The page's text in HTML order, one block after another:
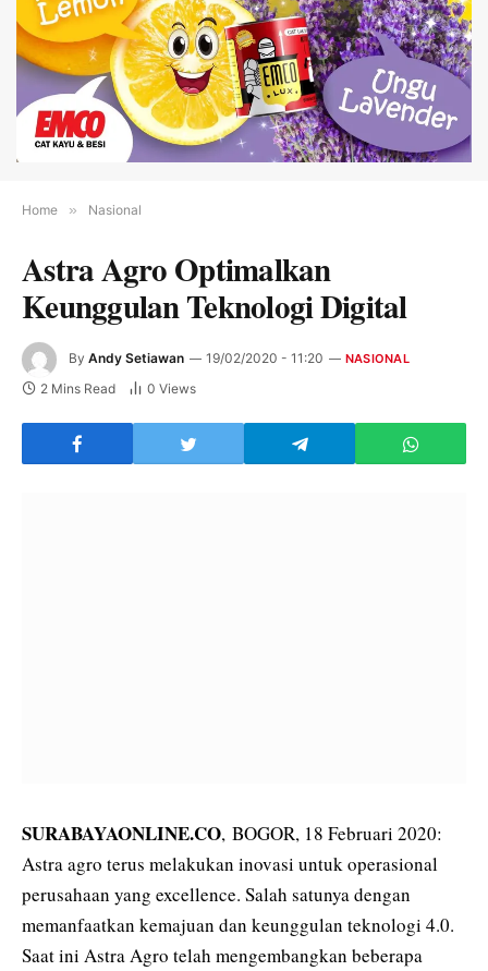
Home » Nasional
Astra Agro Optimalkan
Keunggulan Teknologi Digital
By Andy Setiawan 19/02/2020 - 11:20 NASIONAL
2 Mins Read 0 Views
SURABAYAONLINE.CO, BOGOR, 18 Februari 2020:
Astra agro terus melakukan inovasi untuk operasional
perusahaan yang excellence. Salah satunya dengan
memanfaatkan kemajuan dan keunggulan teknologi 4.0.
Saat ini Astra Agro telah mengembangkan beberapa